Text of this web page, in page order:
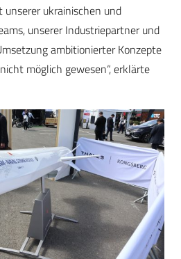
ukrainischen und
unserer Industriepartner und
ambitionierter Konzepte
möglich gewesen“, erklärte